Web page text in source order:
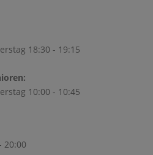
Outlook Live
18:30 - 19:15
10:00 - 10:45
20:00